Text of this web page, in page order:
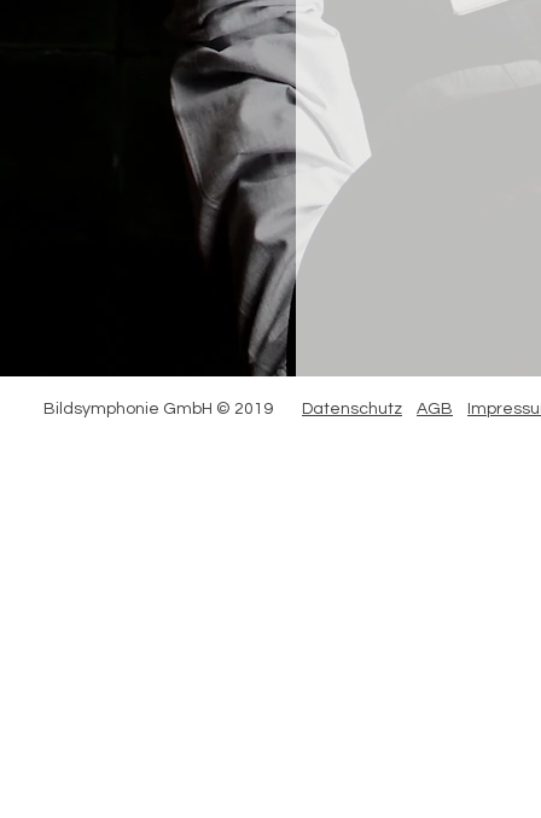
Bildsymphonie GmbH © 2019 Datenschutz AGB